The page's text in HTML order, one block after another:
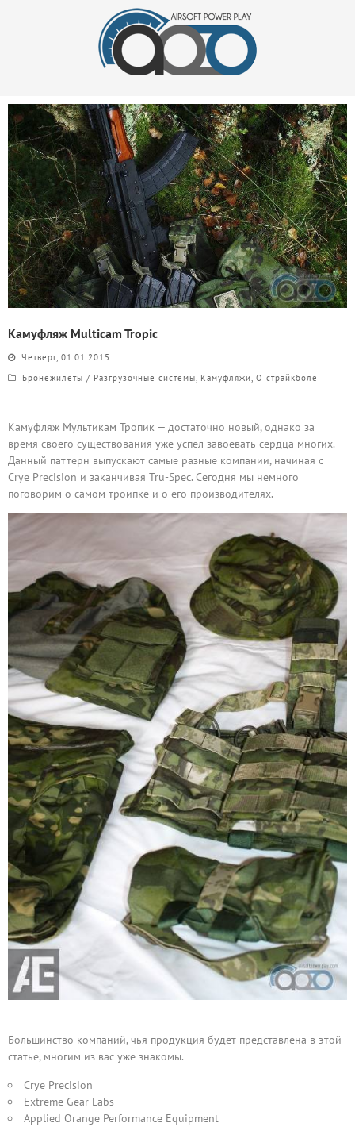
Камуфляж Multicam Tropic
Четверг, 01.01.2015
Бронежилеты / Разгрузочные системы, Камуфляжи, О страйкболе
Камуфляж Мультикам Тропик — достаточно новый, однако за
время своего существования уже успел завоевать сердца многих.
Данный паттерн выпускают самые разные компании, начиная с
Crye Precision и заканчивая Tru-Spec. Сегодня мы немного
поговорим о самом троипке и о его производителях.
Большинство компаний, чья продукция будет представлена в этой
статье, многим из вас уже знакомы.
Crye Precision
Extreme Gear Labs
Applied Orange Performance Equipment